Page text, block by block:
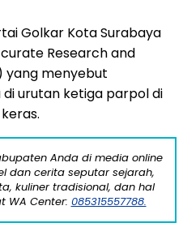
Golkar Kota Surabaya
Research and
yang menyebut
urutan ketiga parpol di
Anda di media online
dan cerita seputar sejarah,
kuliner tradisional, dan hal
WA Center: 085315557788.